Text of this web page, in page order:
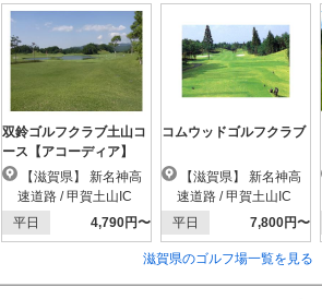
双鈴ゴルフクラブ土山コ
ース【アコーディア】
速道路 / 甲賀土山IC
平日
4,790円〜
コムウッドゴルフクラブ
速道路 / 甲賀土山IC
平日
7,800円〜
滋賀県のゴルフ場一覧を見る